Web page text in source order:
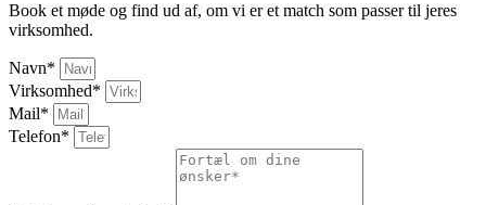
Book et møde og find ud af, om vi er et match som passer til jeres
virksomhed.
Navn*
Virksomhed*
Mail*
Telefon*